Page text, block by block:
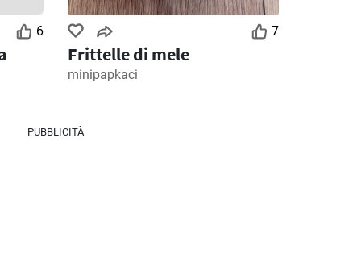
28/07/2026 - 09/08/2026 30/07/2026 - 12/08/2026
6 7
Frittelle di mele
minipapkaci
PUBBLICITÀ